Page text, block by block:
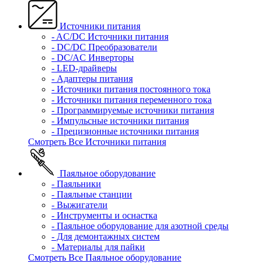
Источники питания
- AC/DC Источники питания
- DC/DC Преобразователи
- DC/AC Инверторы
- LED-драйверы
- Адаптеры питания
- Источники питания постоянного тока
- Источники питания переменного тока
- Программируемые источники питания
- Импульсные источники питания
- Прецизионные источники питания
Смотреть Все Источники питания
Паяльное оборудование
- Паяльники
- Паяльные станции
- Выжигатели
- Инструменты и оснастка
- Паяльное оборудование для азотной среды
- Для демонтажных систем
- Материалы для пайки
Смотреть Все Паяльное оборудование